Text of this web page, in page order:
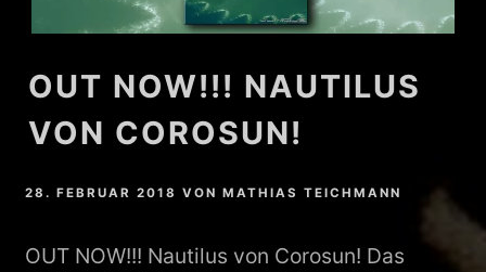
OUT NOW!!! NAUTILUS
VON COROSUN!
28. FEBRUAR 2018 VONMATHIAS TEICHMANN
OUT NOW!!! Nautilus von Corosun! Das